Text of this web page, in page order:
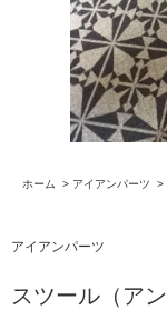
ホーム > アイアンパーツ >
アイアンパーツ
スツール（ア